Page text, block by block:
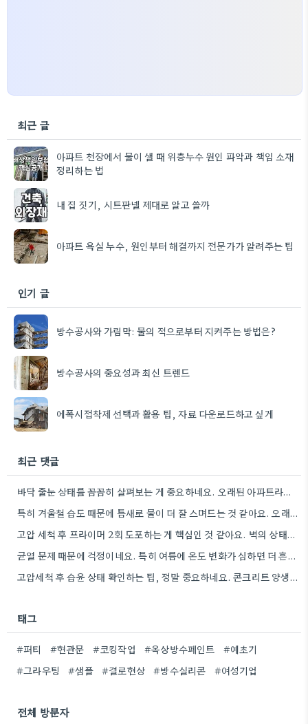
최근 글
아파트 천장에서 물이 샐 때 위층누수 원인 파악과 책임 소재
정리하는 법
내 집 짓기, 시트판넬 제대로 알고 쓸까
아파트 욕실 누수, 원인부터 해결까지 전문가가 알려주는 팁
인기 글
방수공사와 가림막: 물의 적으로부터 지켜주는 방법은?
방수공사의 중요성과 최신 트렌드
에폭시접착제 선택과 활용 팁, 자료 다운로드하고 싶게
최근 댓글
바닥 줄눈 상태를 꼼꼼히 살펴보는 게 중요하네요. 오래된 아파트라면 줄눈부터 망가지기 쉬울 것 같아요.
특히 겨울철 습도 때문에 틈새로 물이 더 잘 스며드는 것 같아요. 오래된 건물일수록 이런 부분에…
고압 세척 후 프라이머 2회 도포하는 게 핵심인 것 같아요. 벽의 상태에 따라 흡수율이 달라지니까,…
균열 문제 때문에 걱정이네요. 특히 여름에 온도 변화가 심하면 더 흔할 텐데, 시공 전에 충분한…
고압세척 후 습윤 상태 확인하는 팁, 정말 중요하네요. 콘크리트 양생 기간도 꼼꼼히 확인해야 하는 것…
태그
#퍼티 #현관문 #코킹작업 #옥상방수페인트
#예초기
#그라우팅
#샘플 #결로현상 #방수실리콘 #여성기업
전체 방문자